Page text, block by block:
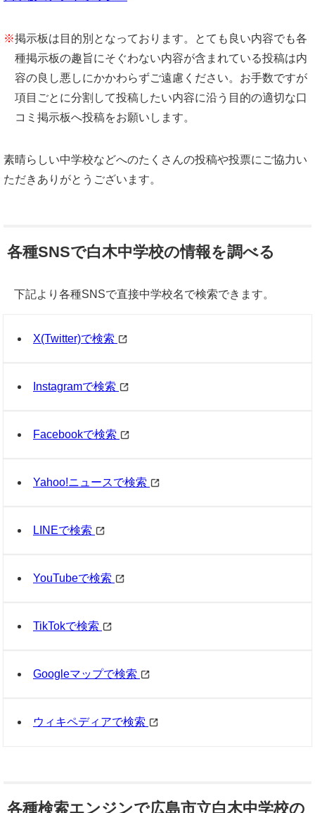
※掲示板は目的別となっております。とても良い内容でも各
種掲示板の趣旨にそぐわない内容が含まれている投稿は内
容の良し悪しにかかわらずご遠慮ください。お手数ですが
項目ごとに分割して投稿したい内容に沿う目的の適切な口
コミ掲示板へ投稿をお願いします。
素晴らしい中学校などへのたくさんの投稿や投票にご協力い
ただきありがとうございます。
各種SNSで白木中学校の情報を調べる
下記より各種SNSで直接中学校名で検索できます。
X(Twitter)で検索
Instagramで検索
Facebookで検索
Yahoo!ニュースで検索
LINEで検索
YouTubeで検索
TikTokで検索
Googleマップで検索
ウィキペディアで検索
各種検索エンジンで広島市立白木中学校の